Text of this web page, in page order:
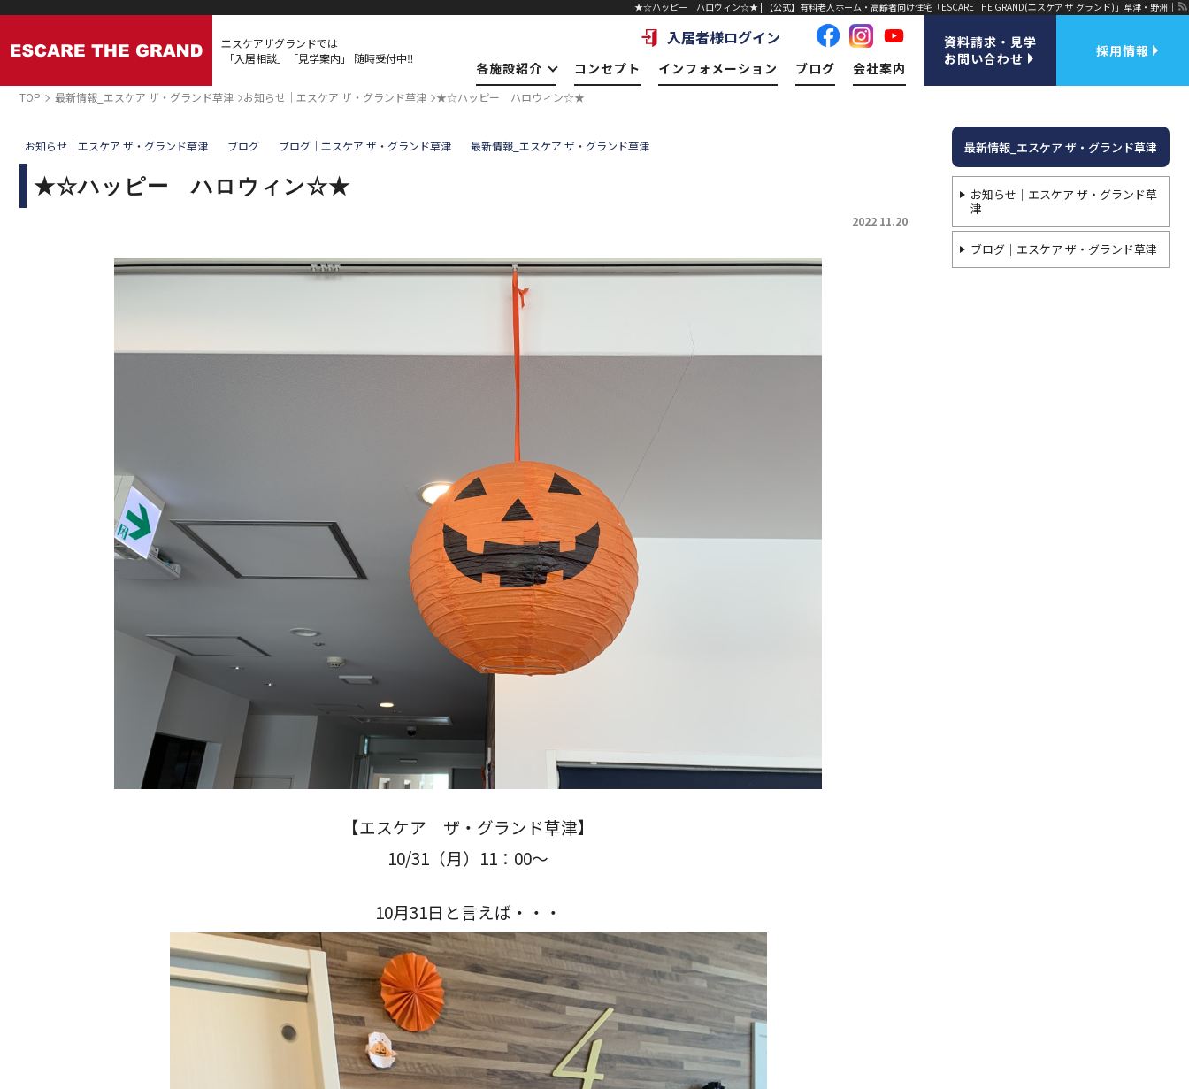
★☆ハッピー ハロウィン☆★ | 【公式】有料老人ホーム・高齢者向け住宅「ESCARE THE GRAND(エスケア ザ グランド)」草津・野洲｜
エスケアザグランドでは
「入居相談」「見学案内」
随時受付中‼
入居者様ログイン
各施設紹介 コンセプト インフォメーション ブログ 会社案内
資料請求・見学
お問い合わせ
採用情報
TOP 最新情報_エスケア ザ・グランド草津 お知らせ｜エスケア ザ・グランド草津 ★☆ハッピー ハロウィン☆★
お知らせ｜エスケア ザ・グランド草津 ブログ ブログ｜エスケア ザ・グランド草津 最新情報_エスケア ザ・グランド草津
★☆ハッピー ハロウィン☆★
2022 11.20
【エスケア ザ・グランド草津】
10/31（月）11：00～
10月31日と言えば・・・
最新情報_エスケア ザ・グランド草津
お知らせ｜エスケア ザ・グランド草
津
ブログ｜エスケア ザ・グランド草津